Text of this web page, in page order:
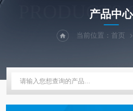
产品中心
当前位置： 首页